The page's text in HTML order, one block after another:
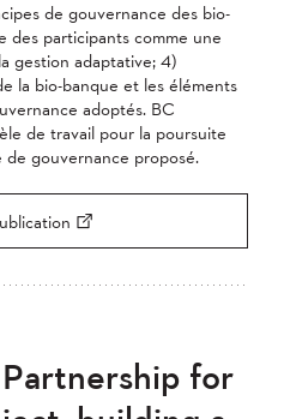
de gouvernance des bio-
des participants comme une
gestion adaptative; 4)
la bio-banque et les éléments
adoptés. BC
de travail pour la poursuite
de gouvernance proposé.
for